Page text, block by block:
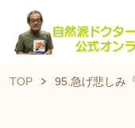
TOP 95.急げ悲しみ